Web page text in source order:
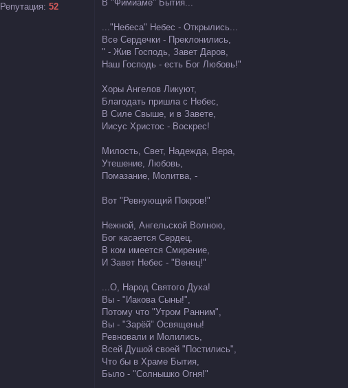
Репутация: 52
В "Фимиаме" Бытия...
..."Небеса" Небес - Открылись...
Все Сердечки - Преклонились,
" - Жив Господь, Завет Даров,
Наш Господь - есть Бог Любовь!"
Хоры Ангелов Ликуют,
Благодать пришла с Небес,
В Силе Свыше, и в Завете,
Иисус Христос - Воскрес!
Милость, Свет, Надежда, Вера,
Утешение, Любовь,
Помазание, Молитва, -
Вот "Ревнующий Покров!"
Нежной, Ангельской Волною,
Бог касается Сердец,
В ком имеется Смирение,
И Завет Небес - "Венец!"
...О, Народ Святого Духа!
Вы - "Иакова Сыны!",
Потому что "Утром Ранним",
Вы - "Зарёй" Освящены!
Ревновали и Молились,
Всей Душой своей "Постились",
Что бы в Храме Бытия,
Было - "Солнышко Огня!"